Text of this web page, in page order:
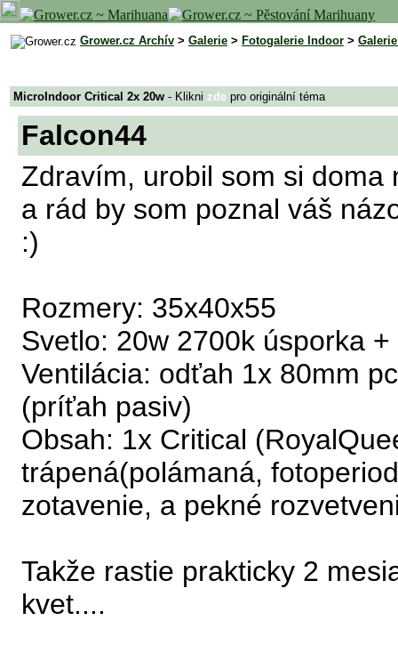
Grower.cz Archív > Galerie > Fotogalerie Indoor >
MicroIndoor Critical 2x 20w - Klikni zde pro originální téma
Falcon44
Zdravím, urobil som si doma
a rád by som poznal váš
:)
Rozmery: 35x40x55
Svetlo: 20w 2700k úsporka
Ventilácia: odťah 1x 80mm
(príťah pasiv)
Obsah: 1x Critical
trápená(polámaná,
zotavenie, a pekné
Takže rastie prakticky 2
kvet....